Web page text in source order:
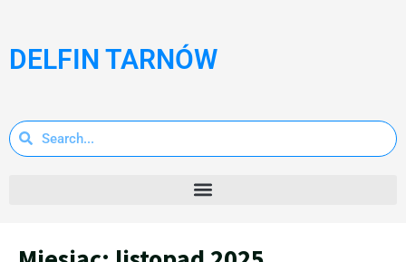
DELFIN TARNÓW